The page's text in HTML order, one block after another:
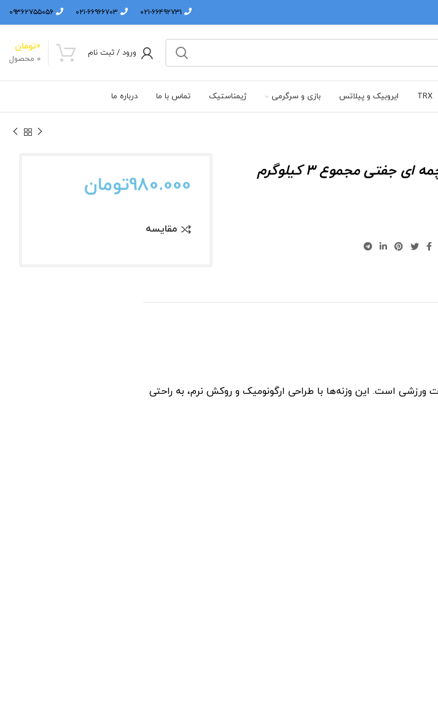
ورود / ثبت نام
0 محصول
تومان0
TRX ایروبیک و پیلاتس بازی و سرگرمی ژیمناستیک تماس با ما درباره ما
ای جفتی مجموع 3 کیلوگرم
تومان980.000
مقایسه
ورزشی است. این وزنه‌ها با طراحی ارگونومیک و روکش نرم، به راحتی